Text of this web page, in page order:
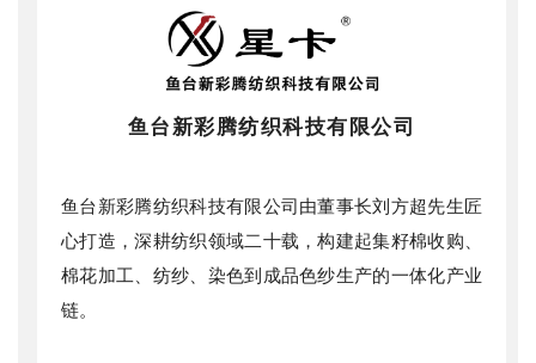
鱼台新彩腾纺织科技有限公司
鱼台新彩腾纺织科技有限公司由董事长刘方超先生匠
心打造，深耕纺织领域二十载，构建起集籽棉收购、
棉花加工、纺纱、染色到成品色纱生产的一体化产业
链。